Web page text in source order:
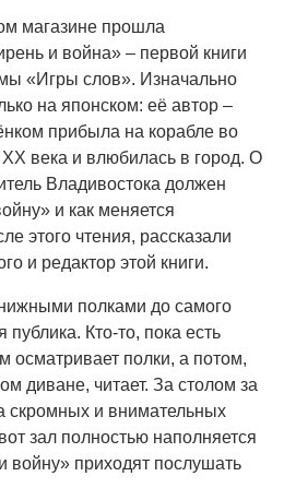
магазине прошла
и война» – первой книги
«Игры слов». Изначально
на японском: её автор –
прибыла на корабле во
века и влюбилась в город. О
Владивостока должен
и как меняется
этого чтения, рассказали
и редактор этой книги.
полками до самого
публика. Кто-то, пока есть
осматривает полки, а потом,
диване, читает. За столом за
скромных и внимательных
зал полностью наполняется
войну» приходят послушать